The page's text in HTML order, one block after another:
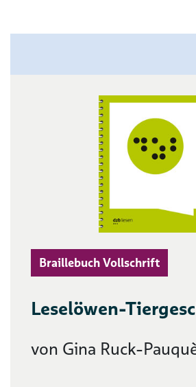
Braillebuch Vollschrift
Leselöwen-
von Gina Ruck-